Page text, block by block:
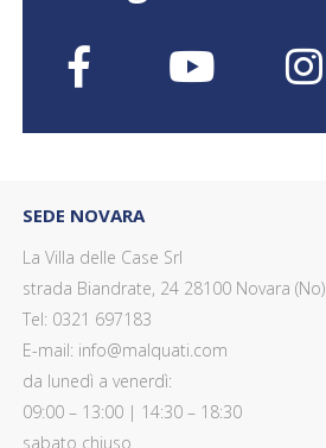
SEDE NOVARA
La Villa delle Case Srl
strada Biandrate, 24 28100 Novara (No)
Tel: 0321 697183
E-mail: info@malquati.com
da lunedì a venerdì:
09:00 – 13:00 | 14:30 – 18:30
sabato chiuso